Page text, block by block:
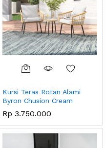
Kursi Teras Rotan Alami
Byron Chusion Cream
Rp 3.750.000